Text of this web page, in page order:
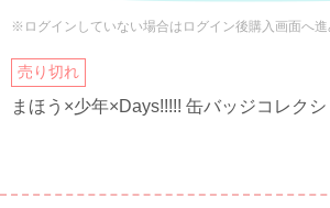
※ログインしていない場合はログイン後購入画面へ進
売り切れ
まほう×少年×Days!!!!! 缶バッジコレク